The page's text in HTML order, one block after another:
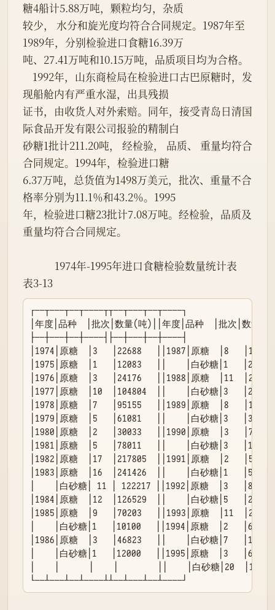
糖4船计5.88万吨，颗粒均匀，杂质
较少， 水分和旋光度均符合合同规定。1987年至
1989年，分别检验进口食糖16.39万
吨、27.41万吨和10.15万吨，品质项目均为合格。
现船舱内有严重水湿，出具残损
证书，由收货人对外索赔。同年，接受青岛日清国
际食品开发有限公司报验的精制白
砂糖1批计211.20吨， 经检验， 品质、 重量均符合
合同规定。1994年，检验进口糖
6.37万吨，总货值为1498万美元，批次、重量不合
格率分别为11.1％和43.2％。1995
年，检验进口糖23批计7.08万吨。经检验，品质及
重量均符合合同规定。
表3-13
┌──┬───┬──┬────┬┬──┬───┬──┬────┐
│年度│品种  │批次│数量(吨)││年度│品种  │批次│数量(
├──┼───┼──┼────┤├──┼───┼──┼────┤
│1974│原糖  │3   │22688   ││1987│原糖  │8
│1975│原糖  │1   │12083   ││    │白砂糖│1   │210
│1976│原糖  │3   │24176   ││1988│原糖  │11
│1977│原糖  │10  │104804  ││    │白砂糖│3
│1978│原糖  │7   │95155   ││1989│原糖  │8
│1979│原糖  │5   │61081   ││    │白砂糖│3
│1980│原糖  │2   │30033   ││1990│原糖  │3
│1981│原糖  │5   │78011   ││    │白砂糖│3
│1982│原糖  │17  │217805  ││1991│原糖  │2
│1983│原糖  │16  │241426  ││    │白砂糖│1
│    │白砂糖│ 11 │ 122217 ││1992│原糖  │3
│1984│原糖  │12  │126529  ││    │白砂糖│5
│1985│原糖  │9   │70203   ││1993│原糖  │11
│    │白砂糖│1   │10100   ││1994│原糖  │2
│1986│原糖  │3   │46823   ││    │白砂糖│7
│    │白砂糖│1   │12000   ││1995│原糖  │3
│    │      │    │        ││    │白砂糖│20  │1743
└──┴───┴──┴────┴┴──┴───┴──┴────┘